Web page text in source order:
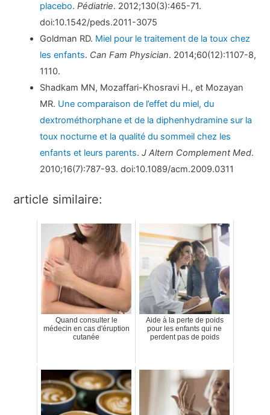
placebo.Pédiatrie. 2012;130(3):465-71.
doi:10.1542/peds.2011-3075
Goldman RD. Miel pour le traitement de la toux chez
les enfants. Can Fam Physician. 2014;60(12):1107-8,
1110.
Shadkam MN, Mozaffari-Khosravi H., et Mozayan
MR. Une comparaison de l’effet du miel, du
dextrométhorphane et de la diphenhydramine sur la
toux nocturne et la qualité du sommeil chez les
enfants et leurs parents.J Altern Complement Med.
2010;16(7):787-93. doi:10.1089/acm.2009.0311
article similaire:
Quand consulter le
médecin en cas d'éruption
cutanée
Aide à la perte de poids
pour les enfants qui ne
perdent pas de poids